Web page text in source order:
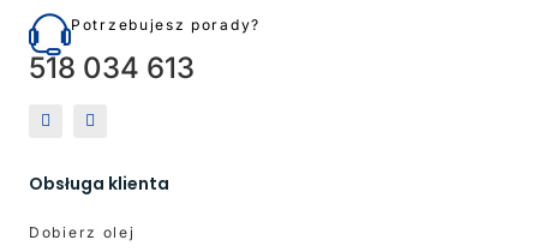
Potrzebujesz porady?
518 034 613
Obsługa klienta
Dobierz olej